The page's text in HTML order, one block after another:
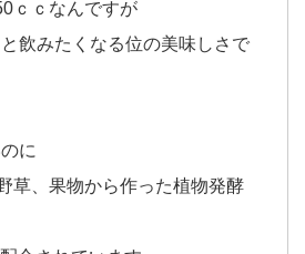
ｃｃなんですが
飲みたくなる位の美味しさで
に
草、果物から作った植物発酵